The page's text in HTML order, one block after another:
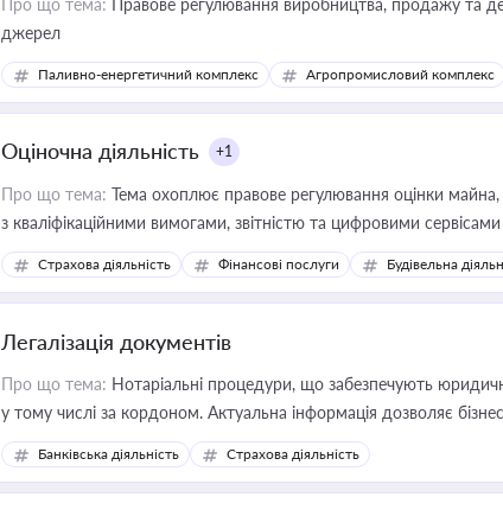
Про що тема: Правове регулювання виробництва, продажу та
джерел
Паливно-енергетичний комплекс Агропромисловий комплекс
Оціночна діяльність +1
Про що тема: Тема охоплює правове регулювання оцінки майна,
з кваліфікаційними вимогами, звітністю та цифровими
медійних змін у цій сфері корисне для власника бізнесу,
приватизації, оренди державного майна, корпоративних угод і
Страхова діяльність Фінансові послуги Будівельна
Легалізація документів
Про що тема: Нотаріальні процедури, що забезпечують
у тому числі за кордоном. Актуальна інформація дозволяє
ризиків недійсності та забезпечувати їх належне прийняття
Банківська діяльність Страхова діяльність